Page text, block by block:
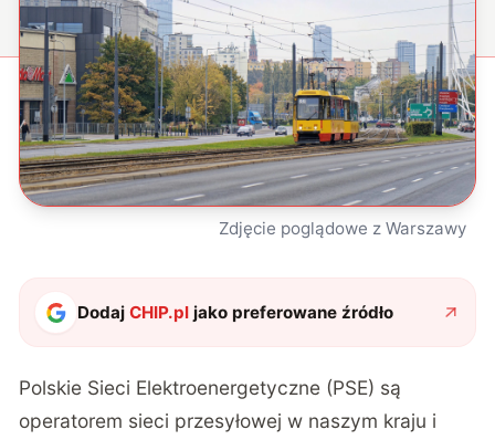
Zdjęcie poglądowe z Warszawy
DodajCHIP.pl jako preferowane źródło
Polskie Sieci Elektroenergetyczne (PSE) są
operatorem sieci przesyłowej w naszym kraju i